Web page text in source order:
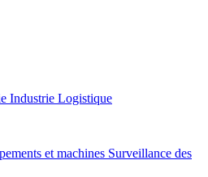
Industrie Logistique
et machines Surveillance des